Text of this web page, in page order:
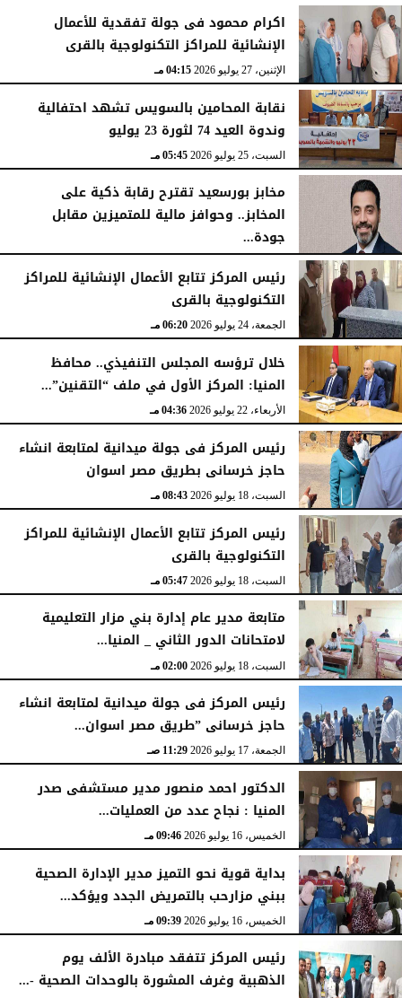
الأربعاء، 29 يوليو 2026 02:03 مـ
اكرام محمود فى جولة تفقدية للأعمال
الإنشائية للمراكز التكنولوجية بالقرى
الإثنين، 27 يوليو 2026 04:15 مـ
نقابة المحامين بالسويس تشهد احتفالية
وندوة العيد 74 لثورة 23 يوليو
السبت، 25 يوليو 2026 05:45 مـ
مخابز بورسعيد تقترح رقابة ذكية على
المخابز.. وحوافز مالية للمتميزين مقابل
جودة...
السبت، 25 يوليو 2026 05:41 مـ
رئيس المركز تتابع الأعمال الإنشائية للمراكز
التكنولوجية بالقرى
الجمعة، 24 يوليو 2026 06:20 مـ
خلال ترؤسه المجلس التنفيذي.. محافظ
المنيا: المركز الأول في ملف “التقنين”...
الأربعاء، 22 يوليو 2026 04:36 مـ
رئيس المركز فى جولة ميدانية لمتابعة انشاء
حاجز خرسانى بطريق مصر اسوان
السبت، 18 يوليو 2026 08:43 مـ
رئيس المركز تتابع الأعمال الإنشائية للمراكز
التكنولوجية بالقرى
السبت، 18 يوليو 2026 05:47 مـ
متابعة مدير عام إدارة بني مزار التعليمية
لامتحانات الدور الثاني _ المنيا...
السبت، 18 يوليو 2026 02:00 مـ
رئيس المركز فى جولة ميدانية لمتابعة انشاء
حاجز خرسانى ”طريق مصر اسوان...
الجمعة، 17 يوليو 2026 11:29 صـ
الدكتور احمد منصور مدير مستشفى صدر
المنيا : نجاح عدد من العمليات...
الخميس، 16 يوليو 2026 09:46 مـ
بداية قوية نحو التميز مدير الإدارة الصحية
ببني مزارحب بالتمريض الجدد ويؤكد...
الخميس، 16 يوليو 2026 09:39 مـ
رئيس المركز تتفقد مبادرة الألف يوم
الذهبية وغرف المشورة بالوحدات الصحية -...